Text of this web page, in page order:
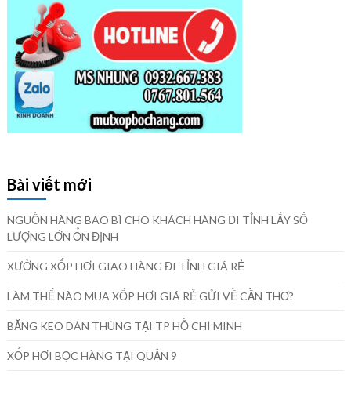
Bài viết mới
NGUỒN HÀNG BAO BÌ CHO KHÁCH HÀNG ĐI TỈNH LẤY SỐ
LƯỢNG LỚN ỔN ĐỊNH
XƯỞNG XỐP HƠI GIAO HÀNG ĐI TỈNH GIÁ RẺ
LÀM THẾ NÀO MUA XỐP HƠI GIÁ RẺ GỬI VỀ CẦN THƠ?
BĂNG KEO DÁN THÙNG TẠI TP HỒ CHÍ MINH
XỐP HƠI BỌC HÀNG TẠI QUẬN 9